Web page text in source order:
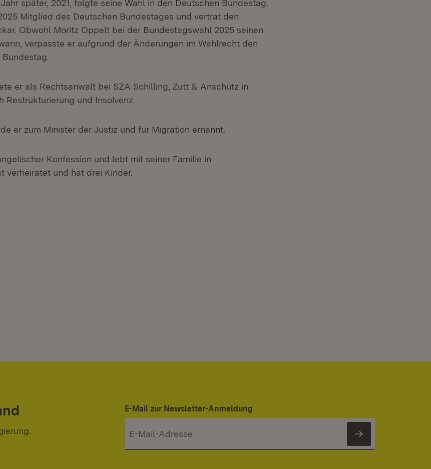
später, 2021, folgte seine Wahl in den Deutschen Bundestag.
Mitglied des Deutschen Bundestages und vertrat den
Obwohl Moritz Oppelt bei der Bundestagswahl 2025 seinen
verpasste er aufgrund der Änderungen im Wahlrecht den
er als Rechtsanwalt bei SZA Schilling, Zutt & Anschütz in
Restrukturierung und Insolvenz.
er zum Minister der Justiz und für Migration ernannt.
Konfession und lebt mit seiner Familie in
verheiratet und hat drei Kinder.
E-Mail zur Newsletter-Anmeldung
Newsletter